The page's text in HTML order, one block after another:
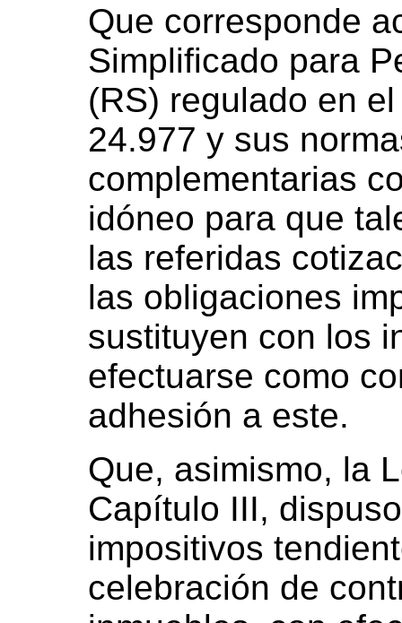
Que corresponde
Simplificado para
(RS) regulado en
24.977 y sus
complementarias
idóneo para que
las referidas
las obligaciones
sustituyen con los
efectuarse como
adhesión a este.
Que, asimismo, la
Capítulo III,
impositivos
celebración de